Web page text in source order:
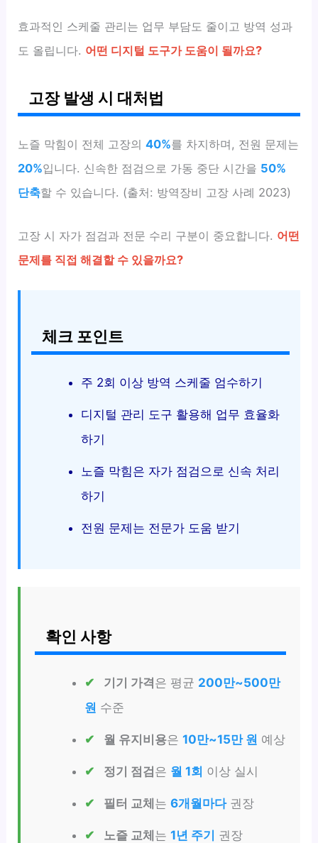
효과적인 스케줄 관리는 업무 부담도 줄이고 방역 성과
도 올립니다. 어떤 디지털 도구가 도움이 될까요?
고장 발생 시 대처법
노즐 막힘이 전체 고장의40%를 차지하며, 전원 문제는
20%입니다. 신속한 점검으로 가동 중단 시간을 50%
단축할 수 있습니다. (출처: 방역장비 고장 사례 2023)
고장 시 자가 점검과 전문 수리 구분이 중요합니다. 어떤
문제를 직접 해결할 수 있을까요?
체크 포인트
주 2회 이상 방역 스케줄 엄수하기
디지털 관리 도구 활용해 업무 효율화
하기
노즐 막힘은 자가 점검으로 신속 처리
하기
전원 문제는 전문가 도움 받기
확인 사항
기기 가격은 평균 200만~500만
원 수준
월 유지비용은 10만~15만 원 예상
정기 점검은 월 1회 이상 실시
필터 교체는 6개월마다권장
노즐 교체는 1년 주기 권장